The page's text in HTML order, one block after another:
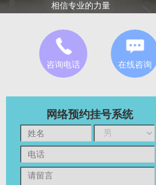
相信专业的力量
咨询电话 在线咨询
网络预约挂号系统